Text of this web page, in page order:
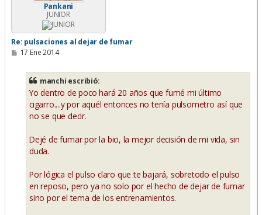
Pankani
JUNIOR
Re: pulsaciones al dejar de fumar
M17 Ene 2014
manchi escribió:
Yo dentro de poco hará 20 años que fumé mi último
cigarro....y por aquél entonces no tenía pulsometro así que
no se que decir.
Dejé de fumar por la bici, la mejor decisión de mi vida, sin
duda.
Por lógica el pulso claro que te bajará, sobretodo el pulso
en reposo, pero ya no solo por el hecho de dejar de fumar
sino por el tema de los entrenamientos.